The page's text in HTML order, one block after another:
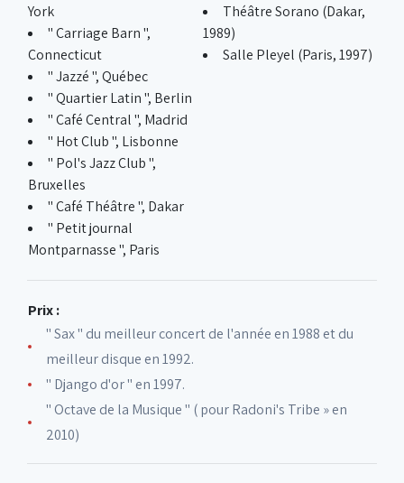
York
" Carriage Barn ",
Connecticut
" Jazzé ", Québec
" Quartier Latin ", Berlin
" Café Central ", Madrid
" Hot Club ", Lisbonne
" Pol's Jazz Club ",
Bruxelles
" Café Théâtre ", Dakar
" Petit journal
Montparnasse ", Paris
Théâtre Sorano (Dakar,
1989)
Salle Pleyel (Paris, 1997)
Prix :
" Sax " du meilleur concert de l'année en 1988 et du
meilleur disque en 1992.
" Django d'or " en 1997.
" Octave de la Musique " ( pour Radoni's Tribe » en
2010)